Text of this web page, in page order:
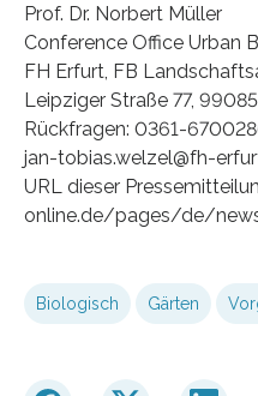
Prof. Dr. Norbert Müller
Conference Office Urban
FH Erfurt, FB
Leipziger Straße 77,
Rückfragen: 0361-
jan-tobias.welzel@fh-
URL dieser
online.de/pages/de/
Biologisch Gärten